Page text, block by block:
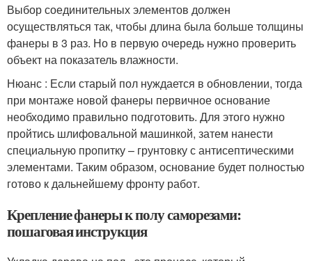
Выбор соединительных элементов должен
осуществляться так, чтобы длина была больше толщины
фанеры в 3 раз. Но в первую очередь нужно проверить
объект на показатель влажности.
Нюанс : Если старый пол нуждается в обновлении, тогда
при монтаже новой фанеры первичное основание
необходимо правильно подготовить. Для этого нужно
пройтись шлифовальной машинкой, затем нанести
специальную пропитку – грунтовку с антисептическими
элементами. Таким образом, основание будет полностью
готово к дальнейшему фронту работ.
Крепление фанеры к полу саморезами:
пошаговая инструкция